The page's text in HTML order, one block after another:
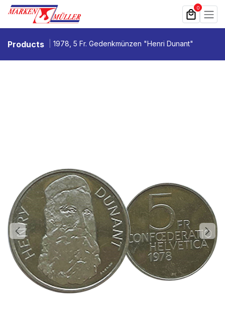
Zum Inhalt springen 0
Products 1978, 5 Fr. Gedenkmünzen "Henri Dunant"